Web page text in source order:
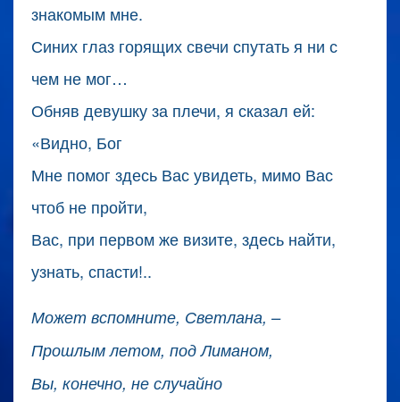
знакомым мне.
Синих глаз горящих свечи спутать я ни с
чем не мог…
Обняв девушку за плечи, я сказал ей:
«Видно, Бог
Мне помог здесь Вас увидеть, мимо Вас
чтоб не пройти,
Вас, при первом же визите, здесь найти,
узнать, спасти!..
Может вспомните, Светлана, –
Прошлым летом, под Лиманом,
Вы, конечно, не случайно